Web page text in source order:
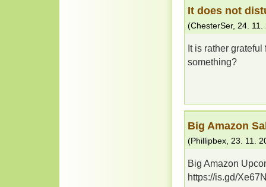
It does not
(ChesterSer, 24. 11.
It is rather
something?
Big Amazon
(Phillipbex, 23. 11.
Big Amazon
https://is.gd/